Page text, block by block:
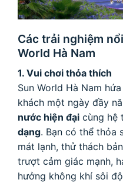
Các trải nghiệm
World Hà Nam
1. Vui chơi thỏa thích
Sun World Hà Nam
khách một ngày đầy
nước hiện đại cùng hệ
dạng. Bạn có thể thỏa
mát lạnh, thử thách
trượt cảm giác mạnh,
hưởng không khí sôi